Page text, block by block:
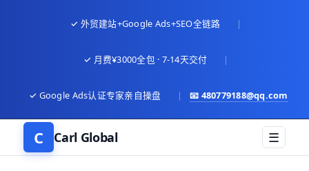
✓ 外贸建站+Google Ads+SEO全链路 |
✓ 月费¥3000全包 · 7-14天交付 |
✓ Google Ads认证专家亲自操盘 | 📧 480779188@qq.com
C Carl Global ☰